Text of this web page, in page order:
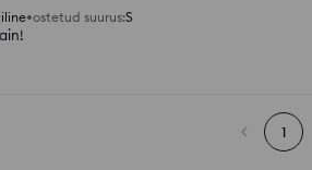
ostetud suurus:S
1